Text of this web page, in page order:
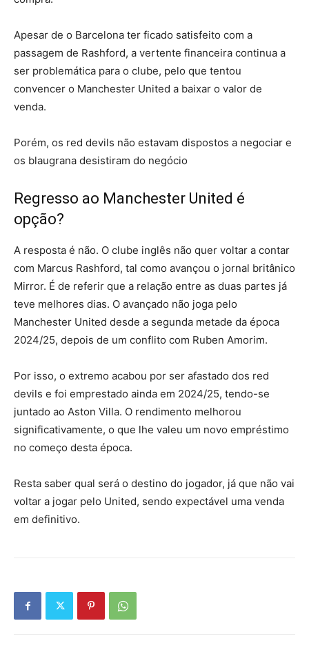
Apesar de o Barcelona ter ficado satisfeito com a
passagem de Rashford, a vertente financeira continua a
ser problemática para o clube, pelo que tentou
convencer o Manchester United a baixar o valor de
venda.
Porém, os red devils não estavam dispostos a negociar e
os blaugrana desistiram do negócio
Regresso ao Manchester United é
opção?
A resposta é não. O clube inglês não quer voltar a contar
com Marcus Rashford, tal como avançou o jornal britânico
Mirror. É de referir que a relação entre as duas partes já
teve melhores dias. O avançado não joga pelo
Manchester United desde a segunda metade da época
2024/25, depois de um conflito com Ruben Amorim.
Por isso, o extremo acabou por ser afastado dos red
devils e foi emprestado ainda em 2024/25, tendo-se
juntado ao Aston Villa. O rendimento melhorou
significativamente, o que lhe valeu um novo empréstimo
no começo desta época.
Resta saber qual será o destino do jogador, já que não vai
voltar a jogar pelo United, sendo expectável uma venda
em definitivo.